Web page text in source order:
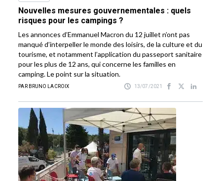
Nouvelles mesures gouvernementales : quels
risques pour les campings ?
Les annonces d’Emmanuel Macron du 12 juillet n’ont pas
manqué d’interpeller le monde des loisirs, de la culture et du
tourisme, et notamment l’application du passeport sanitaire
pour les plus de 12 ans, qui concerne les familles en
camping. Le point sur la situation.
PAR BRUNO LACROIX 13/07/2021